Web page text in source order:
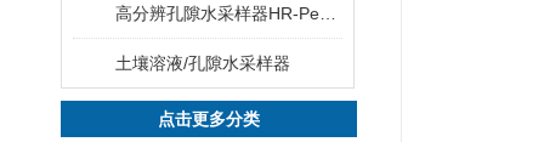
土壤溶液/孔隙水采样器
点击更多分类